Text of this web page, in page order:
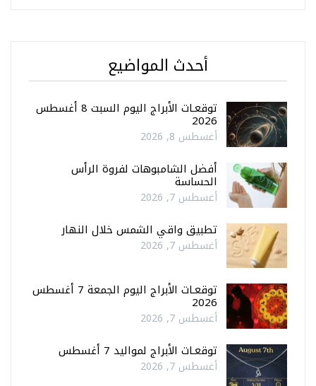
أحدث المواضيع
توقعـات الأبراج اليوم السبت 8 أغسطس
2026
أغسطس 8, 2026
أفضل الشامبوهات لفروة الرأس
الحساسة
أغسطس 7, 2026
تطبيق واقي الشمس خلال النهار
أغسطس 7, 2026
توقعـات الأبراج اليوم الجمعة 7 أغسطس
2026
أغسطس 7, 2026
توقعـات الأبراج لمواليد 7 أغسطس
أغسطس 7, 2026